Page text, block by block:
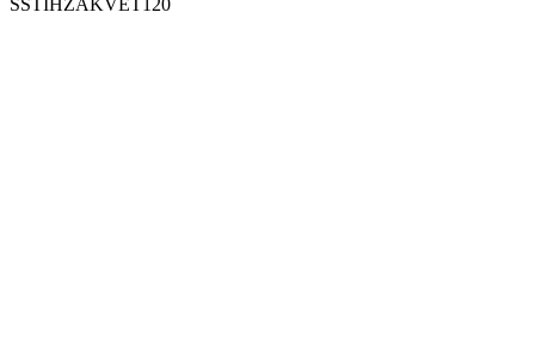
SSTIHZAKVET120